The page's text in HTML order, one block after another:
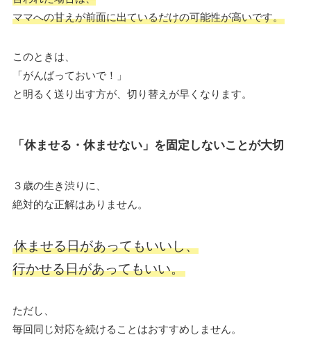
ママへの甘えが前面に出ているだけの可能性が高いです。
このときは、
「がんばっておいで！」
と明るく送り出す方が、切り替えが早くなります。
「休ませる・休ませない」を固定しないことが大切
３歳の生き渋りに、
絶対的な正解はありません。
休ませる日があってもいいし、
行かせる日があってもいい。
ただし、
毎回同じ対応を続けることはおすすめしません。